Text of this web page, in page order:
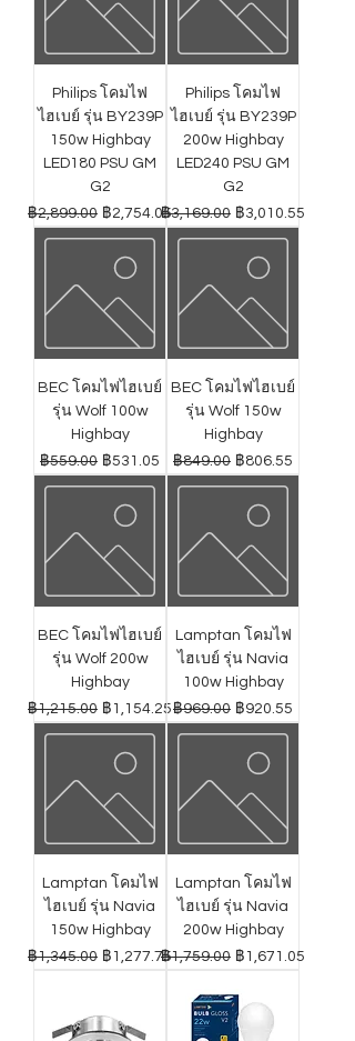
Philips โคมไฟ
ไฮเบย์ รุ่น BY239P
150w Highbay
LED180 PSU GM
G2
ราคาปกติ
฿2,899.00 ราคาขายลด
฿2,754.05
Philips โคมไฟ
ไฮเบย์ รุ่น BY239P
200w Highbay
LED240 PSU GM
G2
ราคาปกติ
฿3,169.00 ราคาขายลด
฿3,010.55
BEC โคมไฟไฮเบย์
รุ่น Wolf 100w
Highbay
ราคาปกติ
฿559.00 ราคาขายลด
฿531.05
BEC โคมไฟไฮเบย์
รุ่น Wolf 150w
Highbay
ราคาปกติ
฿849.00 ราคาขายลด
฿806.55
BEC โคมไฟไฮเบย์
รุ่น Wolf 200w
Highbay
ราคาปกติ
฿1,215.00 ราคาขายลด
฿1,154.25
Lamptan โคมไฟ
ไฮเบย์ รุ่น Navia
100w Highbay
ราคาปกติ
฿969.00 ราคาขายลด
฿920.55
Lamptan โคมไฟ
ไฮเบย์ รุ่น Navia
150w Highbay
ราคาปกติ
฿1,345.00 ราคาขายลด
฿1,277.75
Lamptan โคมไฟ
ไฮเบย์ รุ่น Navia
200w Highbay
ราคาปกติ
฿1,759.00 ราคาขายลด
฿1,671.05